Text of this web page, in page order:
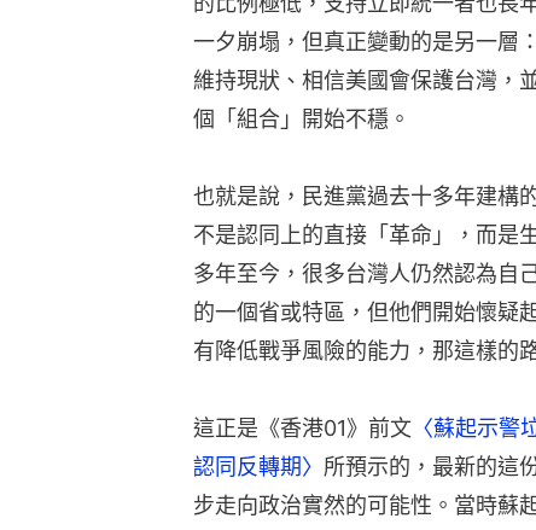
一夕崩塌，但真正變動的是另一層
維持現狀、相信美國會保護台灣，
個「組合」開始不穩。
也就是說，民進黨過去十多年建構
不是認同上的直接「革命」，而是
多年至今，很多台灣人仍然認為自
的一個省或特區，但他們開始懷疑
有降低戰爭風險的能力，那這樣的
這正是《香港01》前文 〈蘇起示警
認同反轉期〉 所預示的，最新的這
步走向政治實然的可能性。當時蘇